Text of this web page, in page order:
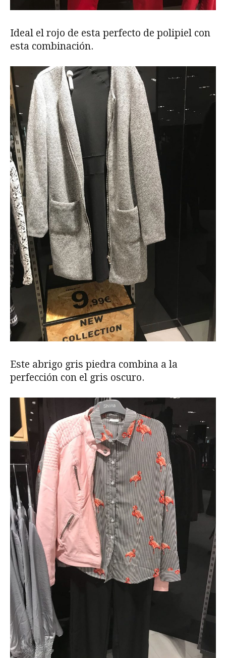
Ideal el rojo de esta perfecto de polipiel con
esta combinación.
Este abrigo gris piedra combina a la
perfección con el gris oscuro.